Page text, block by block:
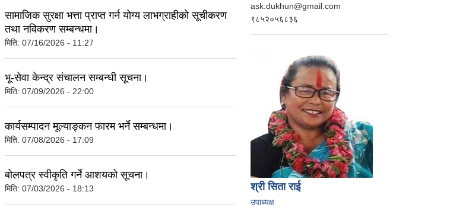
सामाजिक सुरक्षा भत्ता प्राप्‍त गर्न योग्य लाभग्राहीको सूचीकरण
तथा नविकरण सम्बन्धमा।
मिति: 07/16/2026 - 11:27
भू-सेवा केन्द्र संचालन सम्बन्धी सूचना।
मिति: 07/09/2026 - 22:00
कार्यसम्पादन मूल्याङ्कन फारम भर्ने सम्बन्धमा।
मिति: 07/08/2026 - 17:09
बोलपत्र स्वीकृति गर्ने आशयको सूचना।
मिति: 07/03/2026 - 18:13
ask.dukhun@gmail.com
९८५२०५६८३६
श्री सिता राई
उपाध्यक्ष